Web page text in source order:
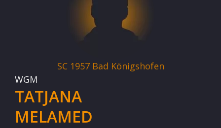
SC 1957 Bad Königshofen
WGM
TATJANA
MELAMED